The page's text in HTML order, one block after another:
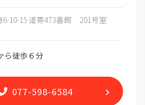
10-15 道寄473番館 201号室
ら徒歩６分
077-598-6584